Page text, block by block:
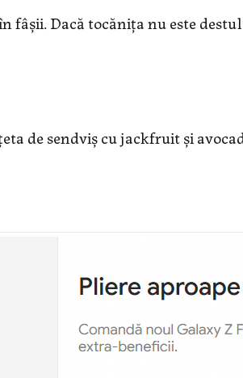
fâșii. Dacă tocănița nu este
de sendviș cu jackfruit și